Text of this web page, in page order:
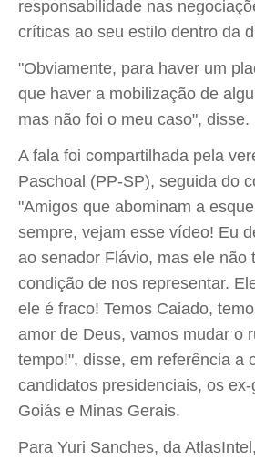
responsabilidade nas
críticas ao seu estilo dentro da
"Obviamente, para haver um
que haver a mobilização de
mas não foi o meu caso", disse.
A fala foi compartilhada pela
Paschoal (PP-SP), seguida do
"Amigos que abominam a
sempre, vejam esse vídeo! Eu
ao senador Flávio, mas ele não
condição de nos representar.
ele é fraco! Temos Caiado,
amor de Deus, vamos mudar o
tempo!", disse, em referência a
candidatos presidenciais, os
Goiás e Minas Gerais.
Para Yuri Sanches, da